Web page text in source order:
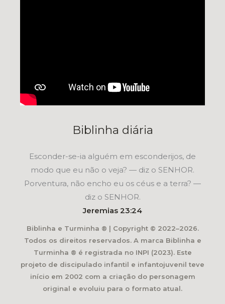
Biblinha diária
Esconder-se-ia alguém em esconderijos, de
modo que eu não o veja? — diz o SENHOR.
Porventura, não encho eu os céus e a terra? —
diz o SENHOR.
Jeremias 23:24
Biblinha e Turminha ® | Copyright © 2022–2026.
Todos os direitos reservados. A marca Biblinha e
Turminha ® é registrada no INPI (2023). Este
projeto de discipulado infantil e infantojuvenil teve
início em 2002 com a criação do personagem
original e evoluiu para o formato atual.